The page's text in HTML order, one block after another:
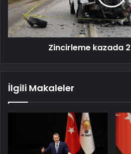
Zincirleme kazada
İlgili Makaleler